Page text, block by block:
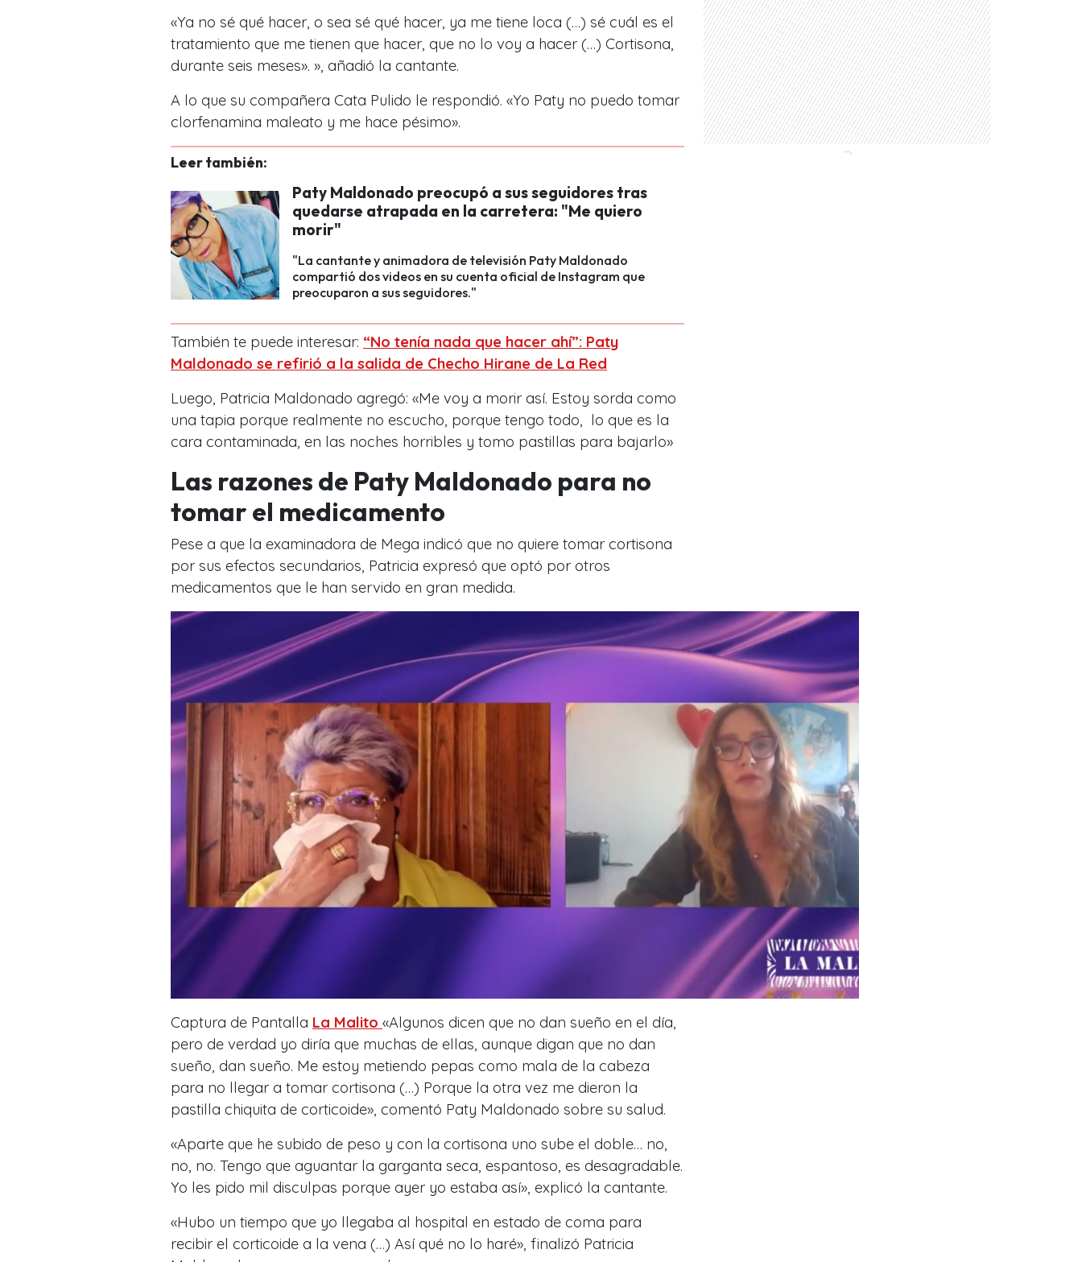
«Ya no sé qué hacer, o sea sé qué hacer, ya me tiene loca (…) sé cuál es el
tratamiento que me tienen que hacer, que no lo voy a hacer (…) Cortisona,
durante seis meses». », añadió la cantante.
A lo que su compañera Cata Pulido le respondió. «Yo Paty no puedo tomar
clorfenamina maleato y me hace pésimo».
Leer también:
Paty Maldonado preocupó a sus seguidores tras
quedarse atrapada en la carretera: "Me quiero
morir"
"La cantante y animadora de televisión Paty Maldonado
compartió dos videos en su cuenta oficial de Instagram que
preocuparon a sus seguidores."
También te puede interesar: “No tenía nada que hacer ahí”: Paty
Maldonado se refirió a la salida de Checho Hirane de La Red
Luego, Patricia Maldonado agregó: «Me voy a morir así. Estoy sorda como
una tapia porque realmente no escucho, porque tengo todo, lo que es la
cara contaminada, en las noches horribles y tomo pastillas para bajarlo»
Las razones de Paty Maldonado para no
tomar el medicamento
Pese a que la examinadora de Mega indicó que no quiere tomar cortisona
por sus efectos secundarios, Patricia expresó que optó por otros
medicamentos que le han servido en gran medida.
Captura de Pantalla La Malito «Algunos dicen que no dan sueño en el día,
pero de verdad yo diría que muchas de ellas, aunque digan que no dan
sueño, dan sueño. Me estoy metiendo pepas como mala de la cabeza
para no llegar a tomar cortisona (…) Porque la otra vez me dieron la
pastilla chiquita de corticoide», comentó Paty Maldonado sobre su salud.
«Aparte que he subido de peso y con la cortisona uno sube el doble… no,
no, no. Tengo que aguantar la garganta seca, espantoso, es desagradable.
Yo les pido mil disculpas porque ayer yo estaba así», explicó la cantante.
«Hubo un tiempo que yo llegaba al hospital en estado de coma para
recibir el corticoide a la vena (…) Así qué no lo haré», finalizó Patricia